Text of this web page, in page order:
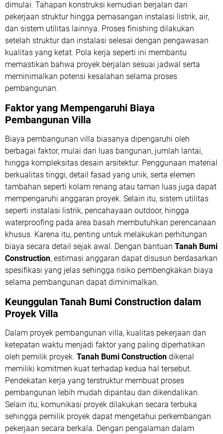
dimulai. Tahapan konstruksi kemudian berjalan dari
pekerjaan struktur hingga pemasangan instalasi listrik, air,
dan sistem utilitas lainnya. Proses finishing dilakukan
setelah struktur dan instalasi selesai dengan pengawasan
kualitas yang ketat. Pola kerja seperti ini membantu
memastikan bahwa proyek berjalan sesuai jadwal serta
meminimalkan potensi kesalahan selama proses
pembangunan.
Faktor yang Mempengaruhi Biaya
Pembangunan Villa
Biaya pembangunan villa biasanya dipengaruhi oleh
berbagai faktor, mulai dari luas bangunan, jumlah lantai,
hingga kompleksitas desain arsitektur. Penggunaan material
berkualitas tinggi, detail fasad yang unik, serta elemen
tambahan seperti kolam renang atau taman luas juga dapat
mempengaruhi anggaran proyek. Selain itu, sistem utilitas
seperti instalasi listrik, pencahayaan outdoor, hingga
waterproofing pada area basah membutuhkan perencanaan
khusus. Karena itu, penting untuk melakukan perhitungan
biaya secara detail sejak awal. Dengan bantuan Tanah Bumi
Construction, estimasi anggaran dapat disusun berdasarkan
spesifikasi yang jelas sehingga risiko pembengkakan biaya
selama pembangunan dapat diminimalkan.
Keunggulan Tanah Bumi Construction dalam
Proyek Villa
Dalam proyek pembangunan villa, kualitas pekerjaan dan
ketepatan waktu menjadi faktor yang paling diperhatikan
oleh pemilik proyek. Tanah Bumi Construction dikenal
memiliki komitmen kuat terhadap kedua hal tersebut.
Pendekatan kerja yang terstruktur membuat proses
pembangunan lebih mudah dipantau dan dikendalikan.
Selain itu, komunikasi proyek dilakukan secara terbuka
sehingga pemilik proyek dapat mengetahui perkembangan
pekerjaan secara berkala. Dengan pengalaman dalam